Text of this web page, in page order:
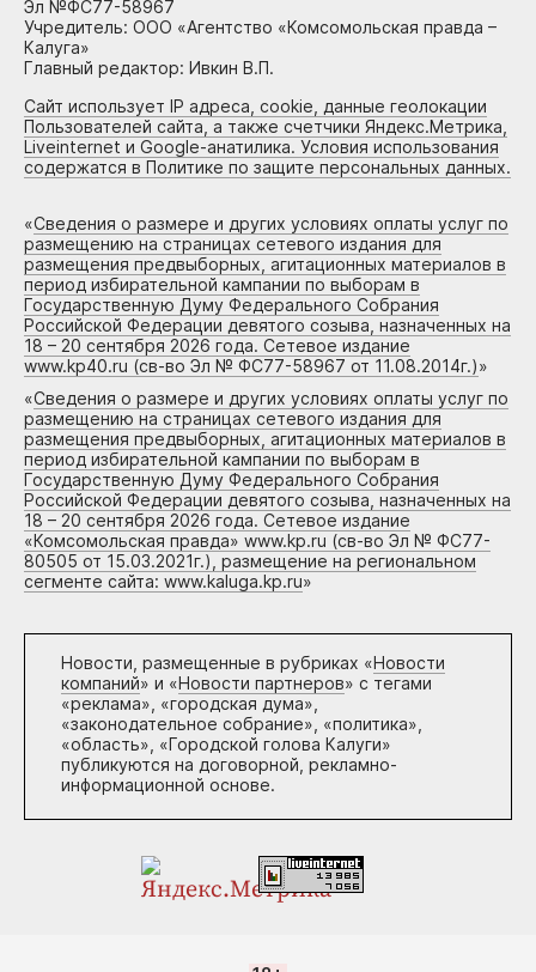
Эл №ФС77-58967
Учредитель: ООО «Агентство «Комсомольская правда –
Калуга»
Главный редактор: Ивкин В.П.
Сайт использует IP адреса, cookie, данные геолокации
Пользователей сайта, а также счетчики Яндекс.Метрика,
Liveinternet и Google-анатилика. Условия использования
содержатся в Политике по защите персональных данных.
«Сведения о размере и других условиях оплаты услуг по
размещению на страницах сетевого издания для
размещения предвыборных, агитационных материалов в
период избирательной кампании по выборам в
Государственную Думу Федерального Собрания
Российской Федерации девятого созыва, назначенных на
18 – 20 сентября 2026 года. Сетевое издание
www.kp40.ru (св-во Эл № ФС77-58967 от 11.08.2014г.)»
«Сведения о размере и других условиях оплаты услуг по
размещению на страницах сетевого издания для
размещения предвыборных, агитационных материалов в
период избирательной кампании по выборам в
Государственную Думу Федерального Собрания
Российской Федерации девятого созыва, назначенных на
18 – 20 сентября 2026 года. Сетевое издание
«Комсомольская правда» www.kp.ru (св-во Эл № ФС77-
80505 от 15.03.2021г.), размещение на региональном
сегменте сайта: www.kaluga.kp.ru»
Новости, размещенные в рубриках «Новости
компаний» и «Новости партнеров» с тегами
«реклама», «городская дума»,
«законодательное собрание», «политика»,
«область», «Городской голова Калуги»
публикуются на договорной, рекламно-
информационной основе.